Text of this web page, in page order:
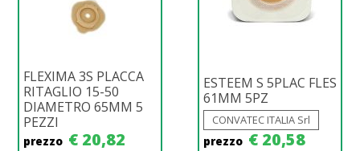
FLEXIMA 3S PLACCA
RITAGLIO 15-50
DIAMETRO 65MM 5
PEZZI
prezzo € 20,82
ESTEEM S 5PLAC FLES
61MM 5PZ
CONVATEC ITALIA Srl
prezzo € 20,58